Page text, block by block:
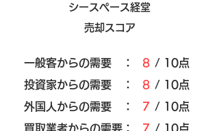
シースペース経堂
売却スコア
​一般客からの需要 ： 8 / 10点
​投資家からの需要 ：
8 / 10点
外国人からの需要 ：
7 / 10点
買取業者からの需要：
7 / 10点